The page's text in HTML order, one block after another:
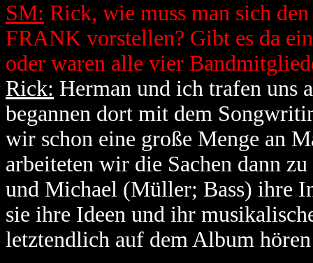
SM: Rick, wie muss man sich
FRANK vorstellen? Gibt es da
oder waren alle vier
Rick: Herman und ich trafen uns
begannen dort mit dem
wir schon eine große Menge an
arbeiteten wir die Sachen dann
und Michael (Müller; Bass) ihre
sie ihre Ideen und ihr
letztendlich auf dem Album